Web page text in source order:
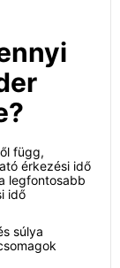
függ,
érkezési idő
legfontosabb
idő
súlya